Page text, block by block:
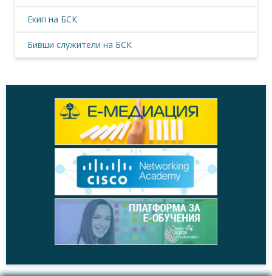
Екип на БСК
Бивши служители на БСК